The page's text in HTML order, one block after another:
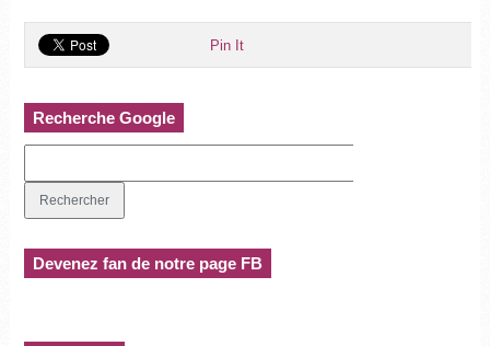
Pin It
Recherche Google
Devenez fan de notre page FB